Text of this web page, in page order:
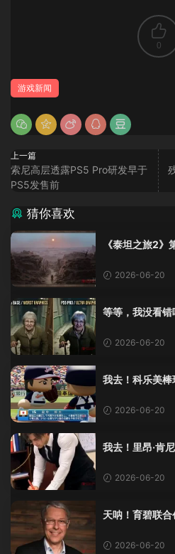
0
游戏新闻
上一篇
索尼高层透露PS5 Pro研发早于
PS5发售前
猜你喜欢
《泰坦之旅2》
2026-06-20
等等，我没看
2026-06-20
我去！科乐美
2026-06-20
我去！里昂·肯
2026-06-20
天呐！育碧联合
2026-06-20